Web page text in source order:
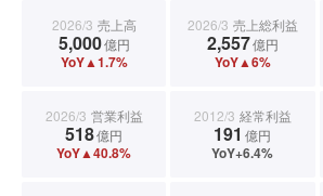
2026/3 売上高
5,000億円
YoY▲1.7%
2026/3 売上総利益
2,557億円
YoY▲6%
2026/3 営業利益
518億円
YoY▲40.8%
2012/3 経常利益
191 億円
YoY+6.4%